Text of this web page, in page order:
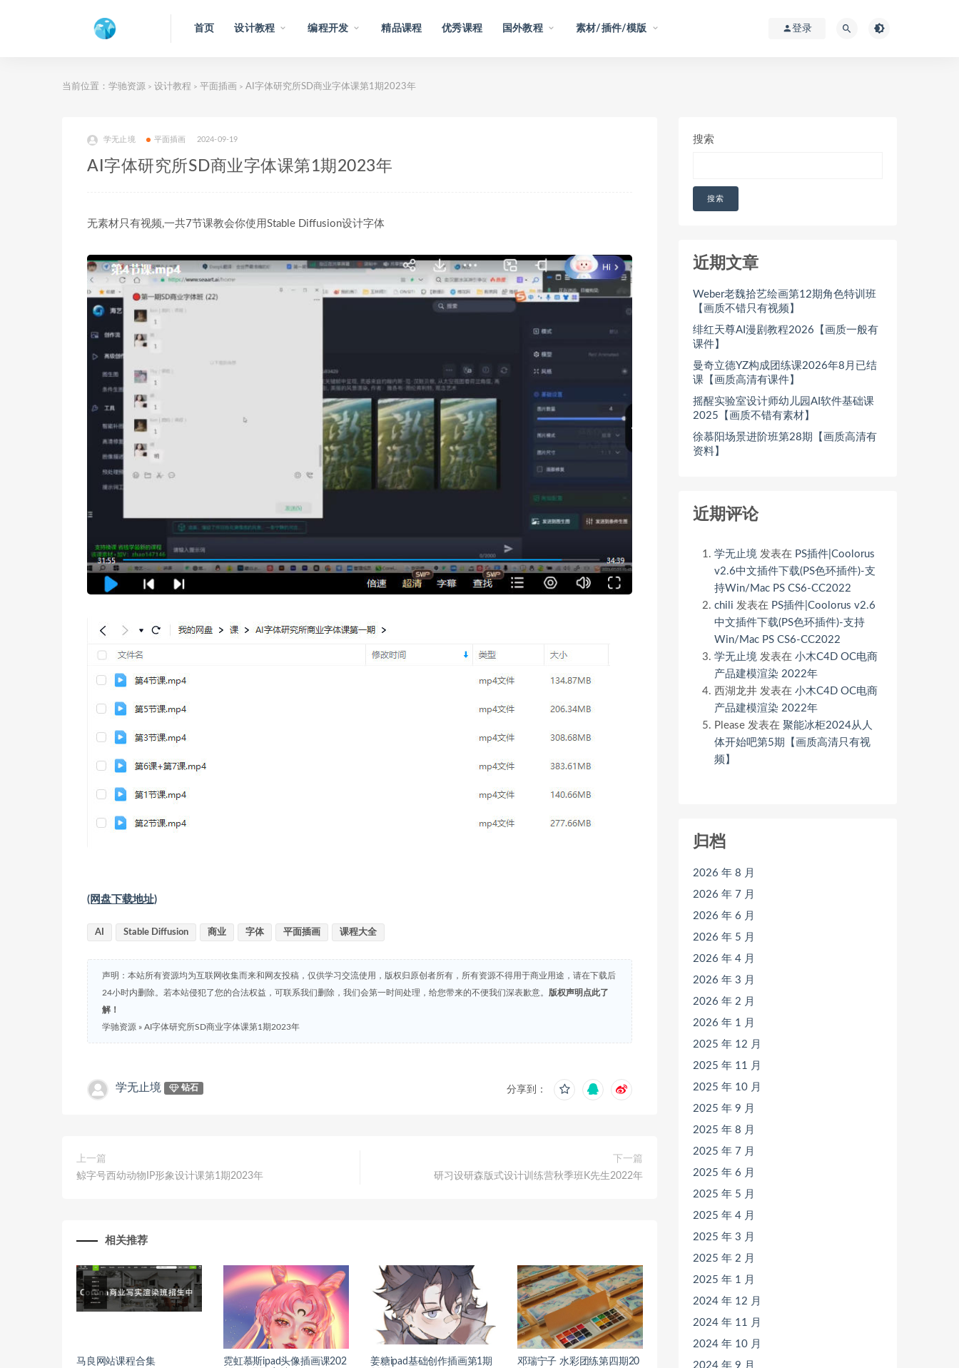
首页 设计教程 编程开发 精品课程 优秀课程 国外教程 素材/插件/模版 登录
当前位置： 学驰资源 > 设计教程 > 平面插画 > AI字体研究所SD商业字体课第1期2023年
学无止境 平面插画 2024-09-19
AI字体研究所SD商业字体课第1期2023年
无素材只有视频,一共7节课教会你使用Stable Diffusion设计字体
(网盘下载地址)
AI Stable Diffusion 商业 字体 平面插画 课程大全
声明：本站所有资源均为互联网收集而来和网友投稿，仅供学习交流使用，版权归原创者所有，所有资源不得用于商业用途，请在下载后
24小时内删除。若本站侵犯了您的合法权益，可联系我们删除，我们会第一时间处理，给您带来的不便我们深表歉意。
版权声明点此了
解！
学驰资源 » AI字体研究所SD商业字体课第1期2023年
学无止境 钻石 分享到：
上一篇
鲸字号西幼动物IP形象设计课第1期2023年
下一篇
研习设研森版式设计训练营秋季班K先生2022年
相关推荐
马良网站课程合集
霓虹慕斯ipad头像插画课202
姜糖ipad基础创作插画第1期
邓瑞宁子 水彩团练第四期20
搜索
搜索
近期文章
Weber老魏拾艺绘画第12期角色特训班
【画质不错只有视频】
绯红天尊AI漫剧教程2026【画质一般有
课件】
曼奇立德YZ构成团练课2026年8月已结
课【画质高清有课件】
摇醒实验室设计师幼儿园AI软件基础课
2025【画质不错有素材】
徐慕阳场景进阶班第28期【画质高清有
资料】
近期评论
学无止境 发表在 PS插件|Coolorus
v2.6中文插件下载(PS色环插件)-支
持Win/Mac PS CS6-CC2022
chili 发表在 PS插件|Coolorus v2.6
中文插件下载(PS色环插件)-支持
Win/Mac PS CS6-CC2022
学无止境 发表在 小木C4D OC电商
产品建模渲染 2022年
西湖龙井 发表在 小木C4D OC电商
产品建模渲染 2022年
Please 发表在 聚能冰柜2024从人
体开始吧第5期【画质高清只有视
频】
归档
2026 年 8 月
2026 年 7 月
2026 年 6 月
2026 年 5 月
2026 年 4 月
2026 年 3 月
2026 年 2 月
2026 年 1 月
2025 年 12 月
2025 年 11 月
2025 年 10 月
2025 年 9 月
2025 年 8 月
2025 年 7 月
2025 年 6 月
2025 年 5 月
2025 年 4 月
2025 年 3 月
2025 年 2 月
2025 年 1 月
2024 年 12 月
2024 年 11 月
2024 年 10 月
2024 年 9 月